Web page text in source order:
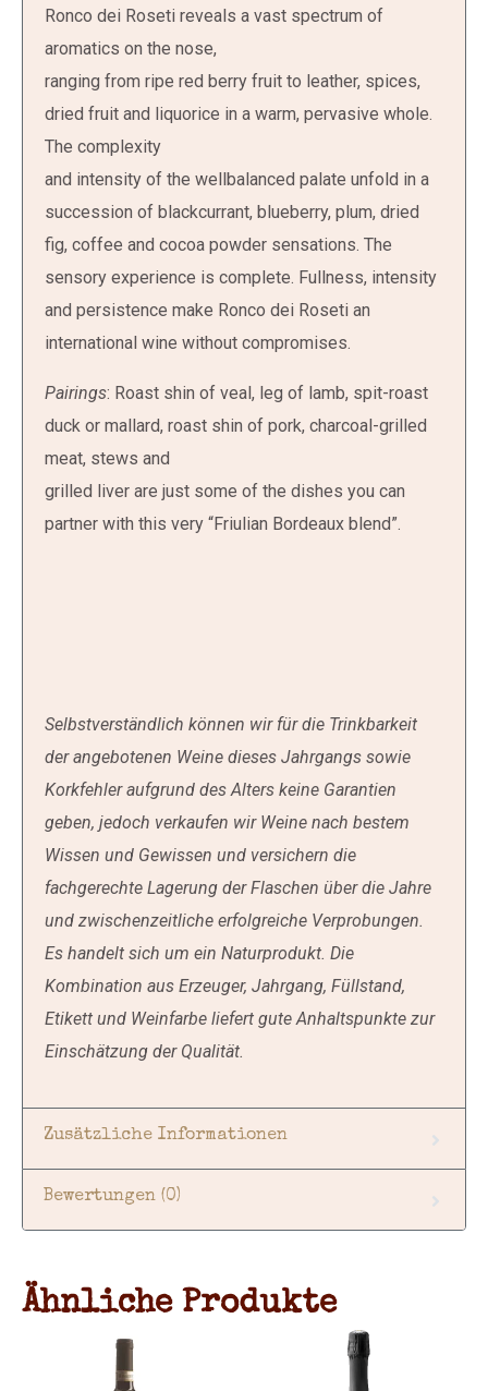
Ronco dei Roseti reveals a vast spectrum of
aromatics on the nose,
ranging from ripe red berry fruit to leather, spices,
dried fruit and liquorice in a warm, pervasive whole.
The complexity
and intensity of the wellbalanced palate unfold in a
succession of blackcurrant, blueberry, plum, dried
fig, coffee and cocoa powder sensations. The
sensory experience is complete. Fullness, intensity
and persistence make Ronco dei Roseti an
international wine without compromises.
Pairings: Roast shin of veal, leg of lamb, spit-roast
duck or mallard, roast shin of pork, charcoal-grilled
meat, stews and
grilled liver are just some of the dishes you can
partner with this very “Friulian Bordeaux blend”.
Selbstverständlich können wir für die Trinkbarkeit
der angebotenen Weine dieses Jahrgangs sowie
Korkfehler aufgrund des Alters keine Garantien
geben, jedoch verkaufen wir Weine nach bestem
Wissen und Gewissen und versichern die
fachgerechte Lagerung der Flaschen über die Jahre
und zwischenzeitliche erfolgreiche Verprobungen.
Es handelt sich um ein Naturprodukt. Die
Kombination aus Erzeuger, Jahrgang, Füllstand,
Etikett und Weinfarbe liefert gute Anhaltspunkte zur
Einschätzung der Qualität.
Zusätzliche Informationen
Bewertungen (0)
Ähnliche Produkte